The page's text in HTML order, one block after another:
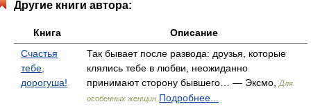
Другие книги автора:
Книга
Описание
Счастья
тебе,
дорогуша!
Так бывает после развода: друзья, которые
клялись тебе в любви, неожиданно
принимают сторону бывшего… — Эксмо,
Для
особенных женщин Подробнее...